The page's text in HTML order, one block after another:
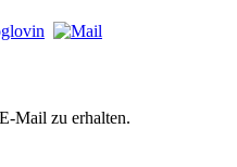
Mail zu erhalten.